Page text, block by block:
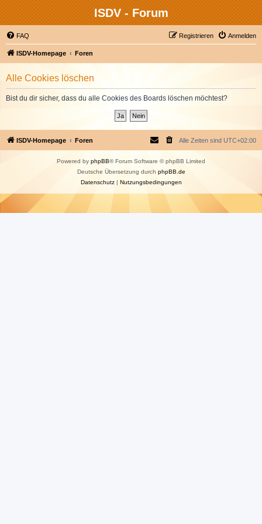
ISDV - Forum
FAQ Anmelden
Registrieren
ISDV-Homepage Foren
Alle Cookies löschen
Bist du dir sicher, dass du alle Cookies des Boards löschen möchtest?
ISDV-Homepage Foren Alle Zeiten sind UTC+02:00
Powered by phpBB® Forum Software © phpBB Limited
Deutsche Übersetzung durch phpBB.de
Datenschutz| Nutzungsbedingungen